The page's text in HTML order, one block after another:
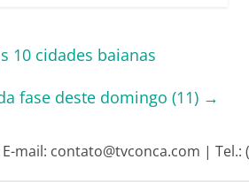
10 cidades baianas
fase deste domingo (11) →
mail: contato@tvconca.com | Tel.: